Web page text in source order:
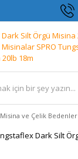
Misina ve Çelik Bedenler